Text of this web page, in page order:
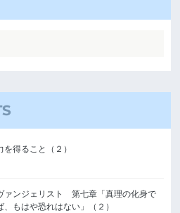
得ること（２）
ンジェリスト 第七章「真理の化身で
もはや恐れはない」（２）